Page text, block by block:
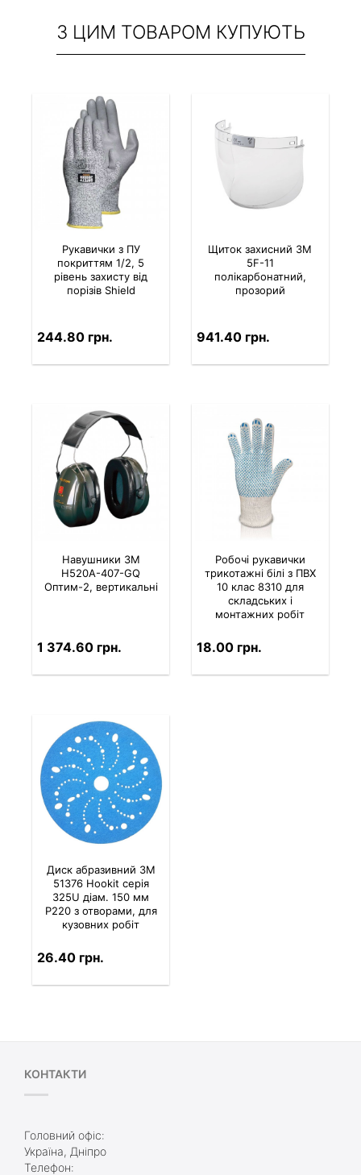
З ЦИМ ТОВАРОМ КУПУЮТЬ
Рукавички з ПУ
покриттям 1/2, 5
рівень захисту від
порізів Shield
244.80 грн.
Щиток захисний 3M
5F-11
полікарбонатний,
прозорий
941.40 грн.
Навушники 3M
H520A-407-GQ
Оптим-2, вертикальні
1 374.60 грн.
Робочі рукавички
трикотажні білі з ПВХ
10 клас 8310 для
складських і
монтажних робіт
18.00 грн.
Диск абразивний 3M
51376 Hookit серія
325U діам. 150 мм
P220 з отворами, для
кузовних робіт
26.40 грн.
КОНТАКТИ
Головний офіс:
Україна, Дніпро
Телефон: